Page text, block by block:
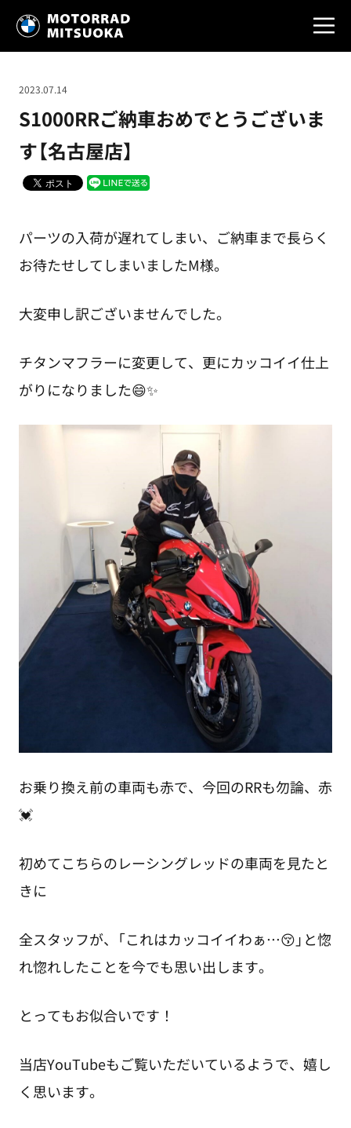
S1000RRご納車おめでとうございま
す【名古屋店】
2023.07.14
パーツの入荷が遅れてしまい、ご納車まで長らく
お待たせしてしまいましたM様。
大変申し訳ございませんでした。
チタンマフラーに変更して、更にカッコイイ仕上
がりになりました😄✨
お乗り換え前の車両も赤で、今回のRRも勿論、赤
💓
初めてこちらのレーシングレッドの車両を見たと
きに
全スタッフが、「これはカッコイイわぁ…😚」と惚
れ惚れしたことを今でも思い出します。
とってもお似合いです！
当店YouTubeもご覧いただいているようで、嬉し
く思います。